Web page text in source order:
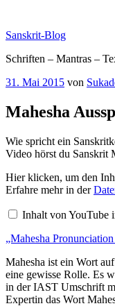
springen
Sanskrit-Blog
Schriften – Mantras –
Veröffentlicht
31. Mai 2015 von
Mahesha
Wie spricht ein
Video hörst du Sanskrit
„Mahesha
Pronunciation
Sanskrit
maheśa“
YouTube
Hier klicken, um den
Erfahre mehr in der
Inhalt von YouTube
„Mahesha
Mahesha ist ein Wort auf
eine gewisse Rolle. Es
in der IAST Umschrift
Expertin das Wort